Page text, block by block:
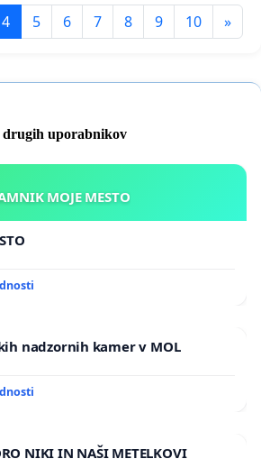
4 5 6 7 8 9 10 »
drugih uporabnikov
KAMNIK MOJE MESTO
MESTO
nadzornih kamer v MOL
NIKI IN NAŠI METELKOVI